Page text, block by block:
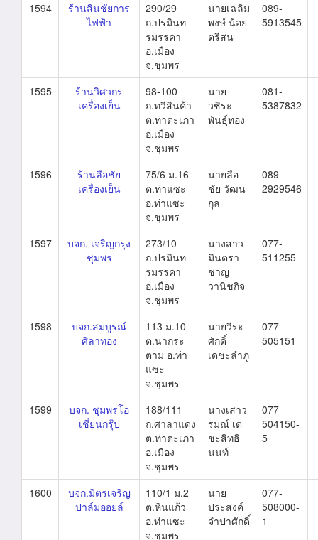
1594
ร้านสินชัยการ
ไฟฟ้า
290/29
ถ.ปรมินท
รมรรคา
อ.เมือง
จ.ชุมพร
นายเฉลิม
พงษ์ น้อย
ตรีสน
089-
5913545
1595
ร้านวิศวกร
เครื่องเย็น
98-100
ถ.ทวีสินค้า
ต.ท่าตะเภา
อ.เมือง
จ.ชุมพร
นาย
วชิระ
พันธุ์ทอง
081-
5387832
1596
ร้านลือชัย
เครื่องเย็น
75/6 ม.16
ต.ท่าแซะ
อ.ท่าแซะ
จ.ชุมพร
นายลือ
ชัย วัฒน
กุล
089-
2929546
1597
บจก. เจริญกรุง
ชุมพร
273/10
ถ.ปรมินท
รมรรคา
อ.เมือง
จ.ชุมพร
นางสาว
มินตรา
ชาญ
วานิชกิจ
077-
511255
1598
บจก.สมบูรณ์
ศิลาทอง
113 ม.10
ต.นากระ
ตาม อ.ท่า
แซะ
จ.ชุมพร
นายวีระ
ศักดิ์
เดชะลำภู
077-
505151
1599
บจก. ชุมพรโอ
เชี่ยนกรุ๊ป
188/111
ถ.ศาลาแดง
ต.ท่าตะเภา
อ.เมือง
จ.ชุมพร
นางเสาว
รมณ์ เต
ชะสิทธิ
นนท์
077-
504150-
5
1600
บจก.มิตรเจริญ
ปาล์มออยล์
110/1 ม.2
ต.หินแก้ว
อ.ท่าแซะ
จ.ชุมพร
นาย
ประสงค์
จำปาศักดิ์
077-
508000-
1